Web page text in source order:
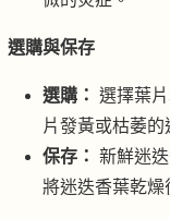
選購與保存
選購： 選擇葉
片發黃或枯萎的
保存： 新鮮迷
將迷迭香葉乾燥